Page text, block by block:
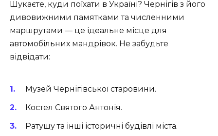
Шукаєте, куди поїхати в Україні? Чернігів з його
дивовижними памятками та численними
маршрутами — це ідеальне місце для
автомобільних мандрівок. Не забудьте
відвідати:
Музей Чернігівської старовини.
Костел Святого Антонія.
Ратушу та інші історичні будівлі міста.